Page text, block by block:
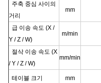
주축 중심 사이의
거리
mm
급 이송 속도 (X /
Y / Z / W)
m/min
절삭 이송 속도 (X
/ Y / Z / W)
mm/min
테이블 크기 mm